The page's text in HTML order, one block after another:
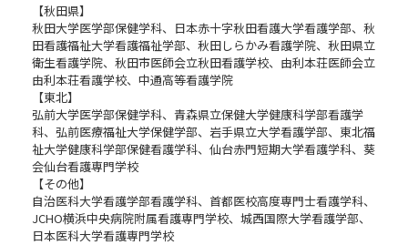
【秋田県】
秋田大学医学部保健学科、日本赤十字秋田看護大学看護学部、秋
田看護福祉大学看護福祉学部、秋田しらかみ看護学院、秋田県立
衛生看護学院、秋田市医師会立秋田看護学校、由利本荘医師会立
由利本荘看護学校、中通高等看護学院
【東北】
弘前大学医学部保健学科、青森県立保健大学健康科学部看護学
科、弘前医療福祉大学保健学部、岩手県立大学看護学部、東北福
祉大学健康科学部保健看護学科、仙台赤門短期大学看護学科、葵
会仙台看護専門学校
【その他】
自治医科大学看護学部看護学科、首都医校高度専門士看護学科、
JCHO横浜中央病院附属看護専門学校、城西国際大学看護学部、
日本医科大学看護専門学校